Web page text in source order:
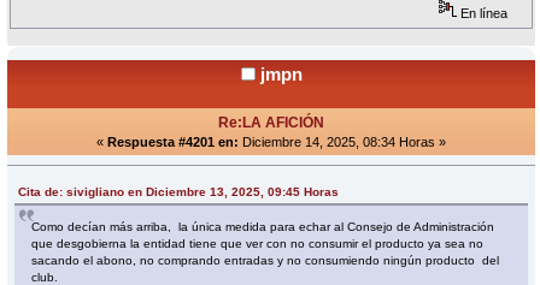
En línea
jmpn
Re:LA AFICIÓN
« Respuesta #4201 en: Diciembre 14, 2025, 08:34 Horas »
Cita de: sivigliano en Diciembre 13, 2025, 09:45 Horas
Como decían más arriba, la única medida para echar al Consejo de Administración
que desgobierna la entidad tiene que ver con no consumir el producto ya sea no
sacando el abono, no comprando entradas y no consumiendo ningún producto del
club.